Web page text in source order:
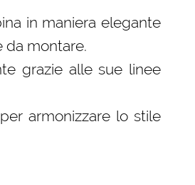
in maniera elegante
da montare.
grazie alle sue linee
armonizzare lo stile